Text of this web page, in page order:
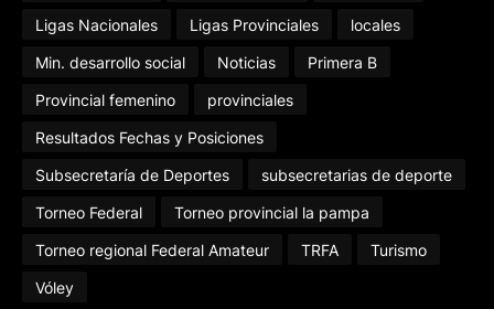
Ligas Nacionales
Ligas Provinciales
locales
Min. desarrollo social
Noticias
Primera B
Provincial femenino
provinciales
Resultados Fechas y Posiciones
Subsecretaría de Deportes
subsecretarias de deporte
Torneo Federal
Torneo provincial la pampa
Torneo regional Federal Amateur
TRFA
Turismo
Vóley